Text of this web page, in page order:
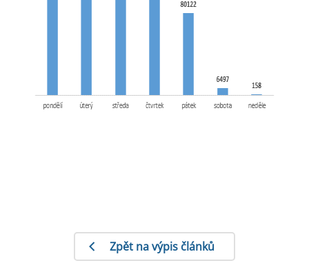
Zpět na výpis článků